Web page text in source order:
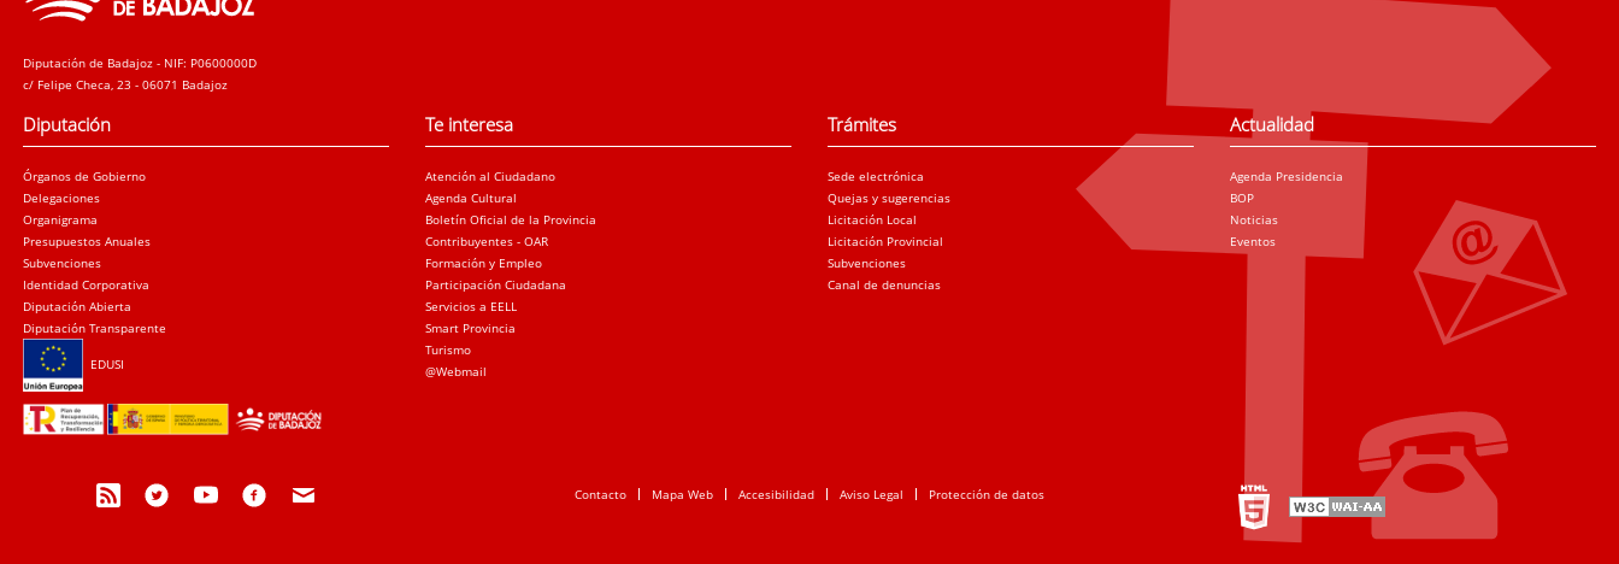
Diputación de Badajoz - NIF: P0600000D
c/ Felipe Checa, 23 - 06071 Badajoz
Diputación
Órganos de Gobierno
Delegaciones
Organigrama
Presupuestos Anuales
Subvenciones
Identidad Corporativa
Diputación Abierta
Diputación Transparente
EDUSI
Te interesa
Atención al Ciudadano
Agenda Cultural
Boletín Oficial de la Provincia
Contribuyentes - OAR
Formación y Empleo
Participación Ciudadana
Servicios a EELL
Smart Provincia
Turismo
@Webmail
Trámites
Sede electrónica
Quejas y sugerencias
Licitación Local
Licitación Provincial
Subvenciones
Canal de denuncias
Actualidad
Agenda Presidencia
BOP
Noticias
Eventos
Contacto Mapa Web Accesibilidad Aviso Legal Protección de datos